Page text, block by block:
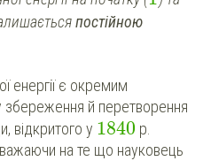
постійною
енергії є окремим
збереження й перетворення
відкритого у 1840 р.
на те що науковець